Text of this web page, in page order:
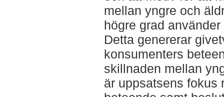
mellan yngre och
högre grad
Detta genererar
konsumenters
skillnaden mellan
är uppsatsens fokus